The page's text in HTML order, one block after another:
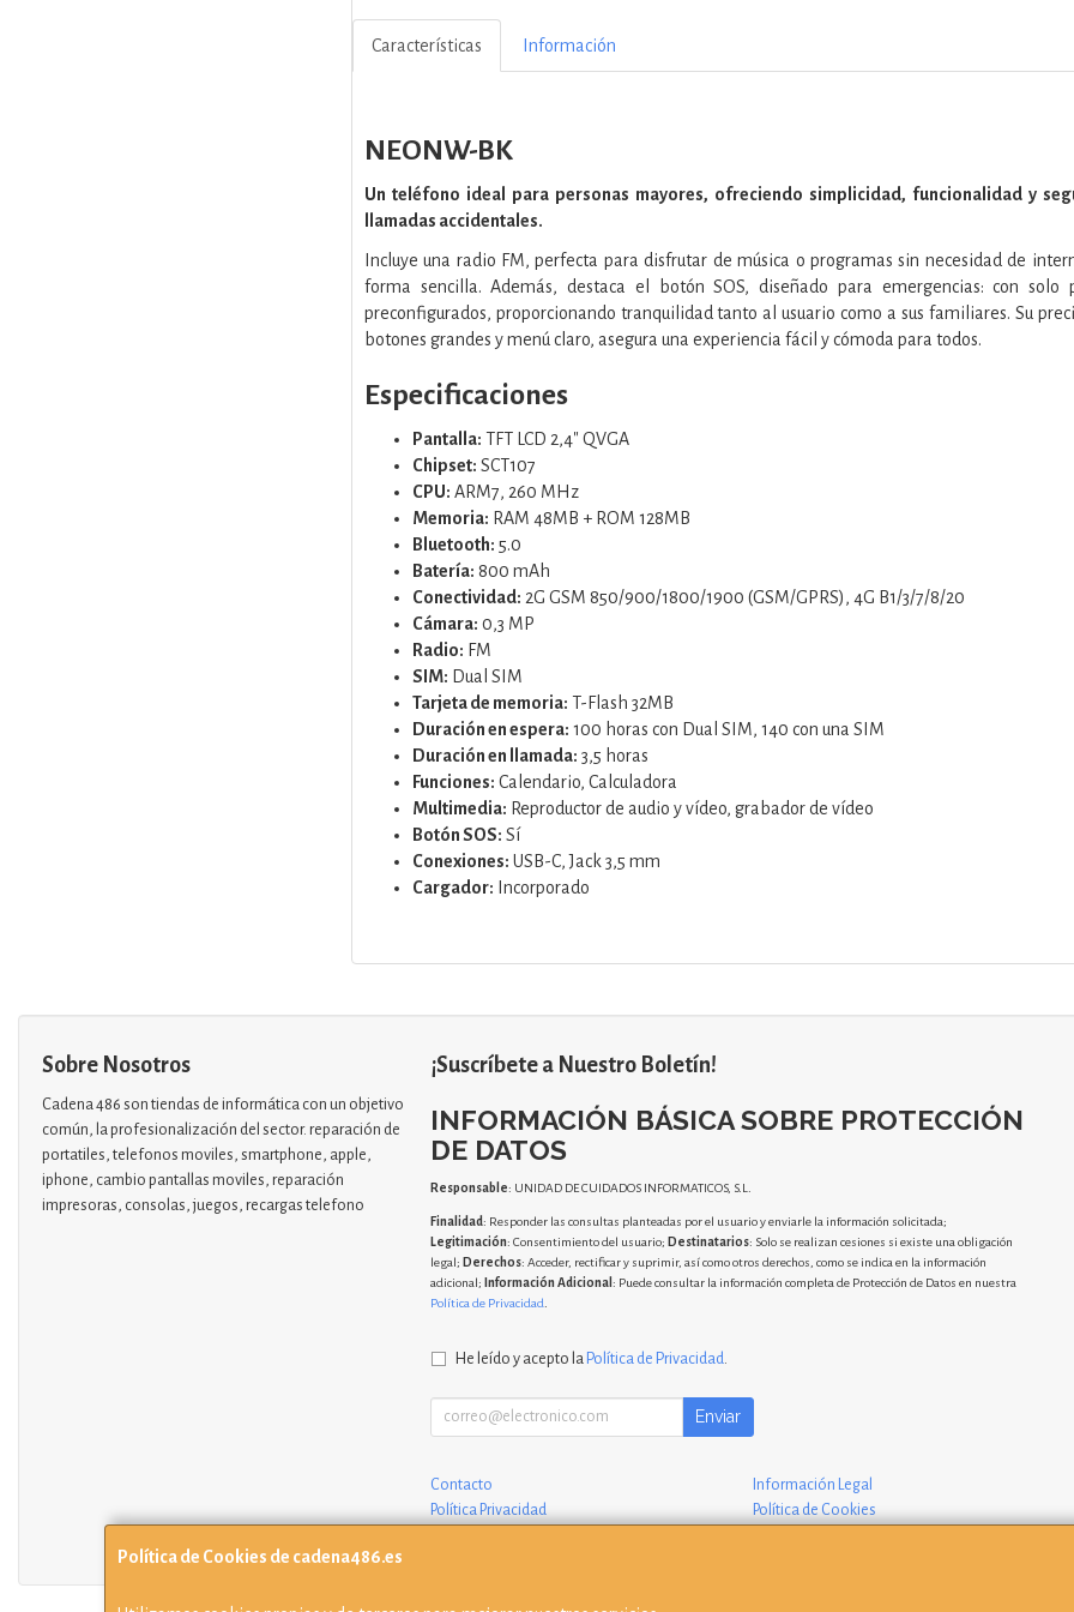
Características Información
NEONW-BK
Un teléfono ideal para personas mayores, ofreciendo simplicidad, funcionalidad y
llamadas accidentales.
Incluye una radio FM, perfecta para disfrutar de música o programas sin necesidad de
forma sencilla. Además, destaca el botón SOS, diseñado para emergencias: con
preconfigurados, proporcionando tranquilidad tanto al usuario como a sus familiares. Su
botones grandes y menú claro, asegura una experiencia fácil y cómoda para todos.
Especificaciones
Pantalla: TFT LCD 2,4" QVGA
Chipset: SCT107
CPU: ARM7, 260 MHz
Memoria: RAM 48MB + ROM 128MB
Bluetooth: 5.0
Batería: 800 mAh
Conectividad: 2G GSM 850/900/1800/1900 (GSM/GPRS), 4G B1/3/7/8/20
Cámara: 0,3 MP
Radio: FM
SIM: Dual SIM
Tarjeta de memoria: T-Flash 32MB
Duración en espera: 100 horas con Dual SIM, 140 con una SIM
Duración en llamada: 3,5 horas
Funciones: Calendario, Calculadora
Multimedia: Reproductor de audio y vídeo, grabador de vídeo
Botón SOS: Sí
Conexiones: USB-C, Jack 3,5 mm
Cargador: Incorporado
Política de Cookies de cadena486.es
Sobre Nosotros
Cadena 486 son tiendas de informática con un objetivo
común, la profesionalización del sector. reparación de
portatiles, telefonos moviles, smartphone, apple,
iphone, cambio pantallas moviles, reparación
impresoras, consolas, juegos, recargas telefono
¡Suscríbete a Nuestro Boletín!
INFORMACIÓN BÁSICA SOBRE PROTECCIÓN
DE DATOS
Responsable: UNIDAD DE CUIDADOS INFORMATICOS, S.L.
Finalidad: Responder las consultas planteadas por el usuario y enviarle la información solicitada;
Legitimación: Consentimiento del usuario; Destinatarios: Solo se realizan cesiones si existe una obligación
legal; Derechos: Acceder, rectificar y suprimir, así como otros derechos, como se indica en la información
adicional; Información Adicional : Puede consultar la información completa de Protección de Datos en nuestra
Política de Privacidad.
He leído y acepto la Política de Privacidad.
Enviar
Contacto
Información Legal
Política Privacidad
Política de Cookies